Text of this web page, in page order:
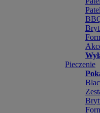
Pieczenie